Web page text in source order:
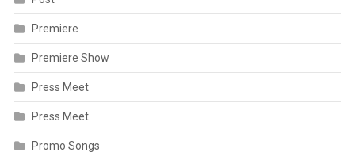
Premiere
Premiere Show
Press Meet
Press Meet
Promo Songs